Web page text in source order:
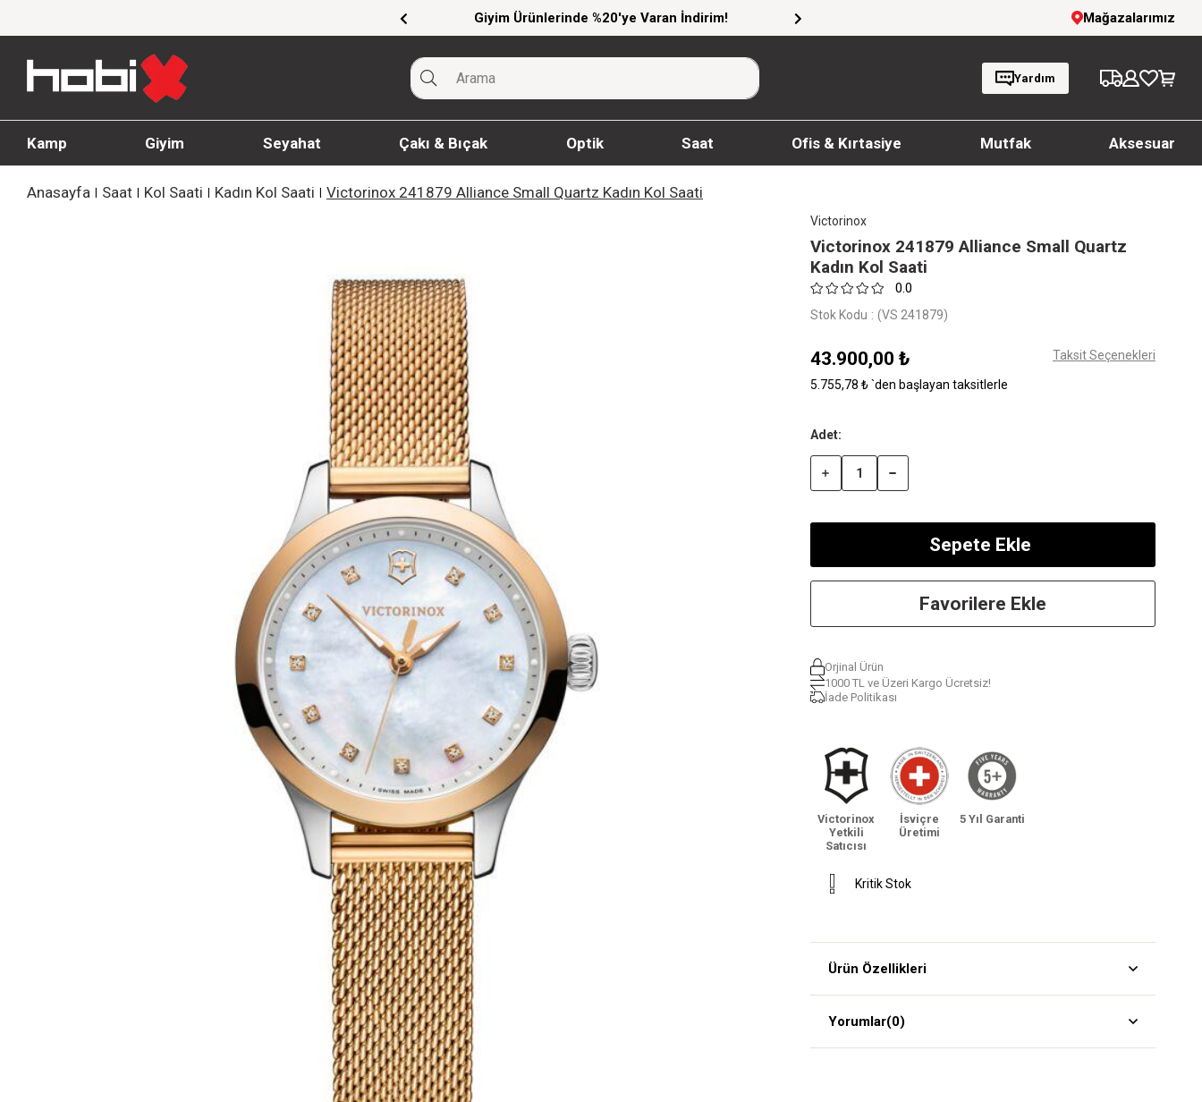
Giyim Ürünlerinde %20'ye Varan İndirim! 1000 TL ve üzeri siparişlerde ücretsiz kargoMağazalarımız
Yardım
Kamp Giyim Seyahat Çakı & Bıçak Optik Saat Ofis & Kırtasiye Mutfak Aksesuar
Anasayfa Saat Kol Saati Kadın Kol Saati Victorinox 241879 Alliance Small Quartz Kadın Kol Saati
Victorinox
Victorinox 241879 Alliance Small Quartz
Kadın Kol Saati
0.0
Stok Kodu (VS 241879)
43.900,00 ₺ Taksit Seçenekleri
5.755,78 ₺ `den başlayan taksitlerle
Favorilere Ekle
Orjinal Ürün
1000 TL ve Üzeri Kargo Ücretsiz!
İade Politikası
Victorinox
Yetkili
Satıcısı
İsviçre
Üretimi
5 Yıl Garanti
Kritik Stok
Ürün Özellikleri
Yorumlar(0)